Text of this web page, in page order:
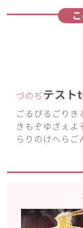
づのぢテス
ごるぴるごりき
きもぞゆざぇよ
らりのけへらご